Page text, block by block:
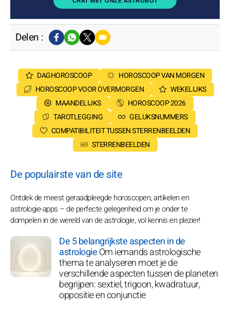
Delen :
DAGHOROSCOOP
HOROSCOOP VAN MORGEN
HOROSCOOP VOOR OVERMORGEN
WEKELIJKS
MAANDELIJKS
HOROSCOOP 2026
TAROTLEGGING
GELUKSNUMMERS
COMPATIBILITEIT TUSSEN STERRENBEELDEN
STERRENBEELDEN
De populairste van de site
Ontdek de meest geraadpleegde horoscopen, artikelen en
astrologie-apps – de perfecte gelegenheid om je onder te
dompelen in de wereld van de astrologie, vol kennis en plezier!
De 5 belangrijkste aspecten in de
astrologieOm iemands astrologische
thema te analyseren moet je de
verschillende aspecten tussen de planeten
begrijpen: sextiel, trigoon, kwadratuur,
oppositie en conjunctie